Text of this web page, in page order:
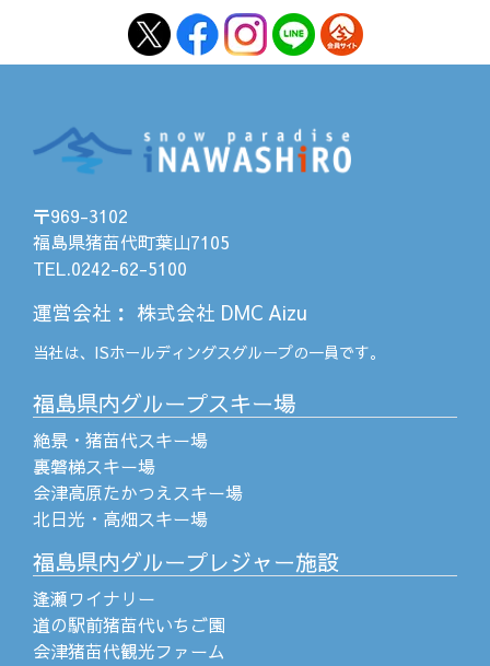
〒969-3102
福島県猪苗代町葉山7105
TEL.0242-62-5100
運営会社 ： 株式会社 DMC Aizu
当社は、 ISホールディングスグループの一員です。
福島県内グループスキー場
絶景・猪苗代スキー場
裏磐梯スキー場
会津高原たかつえスキー場
北日光・高畑スキー場
福島県内グループレジャー施設
逢瀬ワイナリー
道の駅前猪苗代いちご園
会津猪苗代観光ファーム